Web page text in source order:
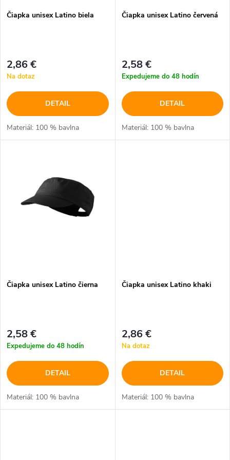
p
o
d
u
p
o
d
u
k
Čiapka unisex Latino biela
2,86 €
Na dotaz
DETAIL
Materiál: 100 % bavlna
Čiapka unisex Latino červená
2,58 €
Expedujeme do 48 hodín
DETAIL
Materiál: 100 % bavlna
Čiapka unisex Latino čierna
2,58 €
Expedujeme do 48 hodín
DETAIL
Materiál: 100 % bavlna
Čiapka unisex Latino khaki
2,86 €
Na dotaz
DETAIL
Materiál: 100 % bavlna